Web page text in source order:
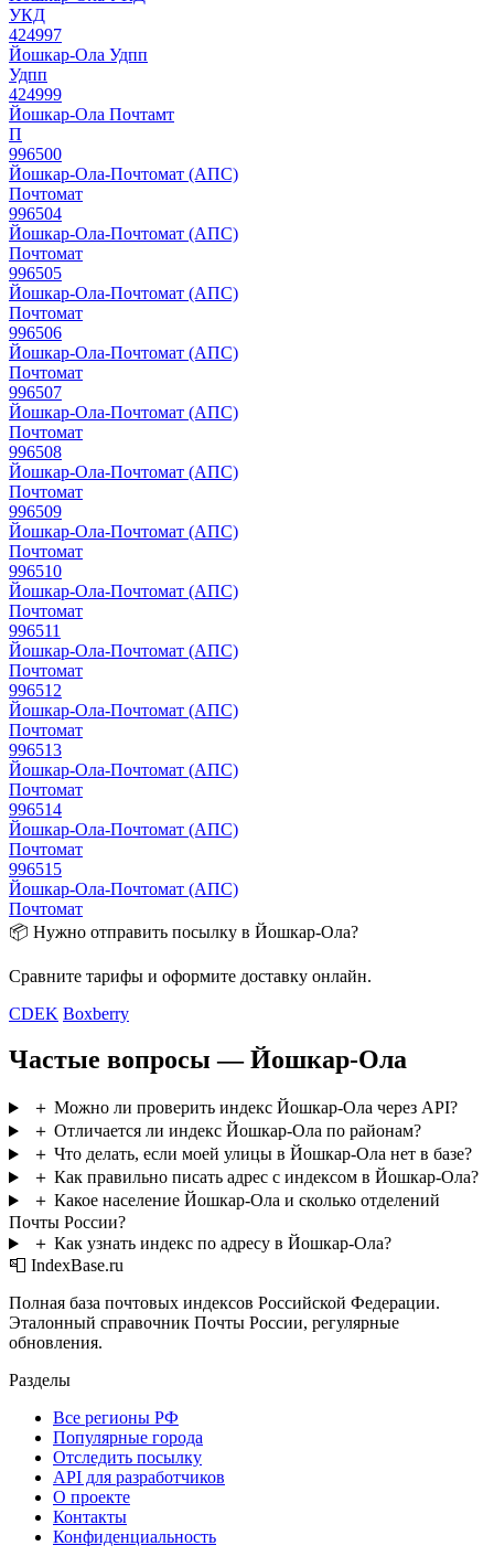
УКД
424997
Йошкар-Ола Удпп
Удпп
424999
Йошкар-Ола Почтамт
П
996500
Йошкар-Ола-Почтомат (АПС)
Почтомат
996504
Йошкар-Ола-Почтомат (АПС)
Почтомат
996505
Йошкар-Ола-Почтомат (АПС)
Почтомат
996506
Йошкар-Ола-Почтомат (АПС)
Почтомат
996507
Йошкар-Ола-Почтомат (АПС)
Почтомат
996508
Йошкар-Ола-Почтомат (АПС)
Почтомат
996509
Йошкар-Ола-Почтомат (АПС)
Почтомат
996510
Йошкар-Ола-Почтомат (АПС)
Почтомат
996511
Йошкар-Ола-Почтомат (АПС)
Почтомат
996512
Йошкар-Ола-Почтомат (АПС)
Почтомат
996513
Йошкар-Ола-Почтомат (АПС)
Почтомат
996514
Йошкар-Ола-Почтомат (АПС)
Почтомат
996515
Йошкар-Ола-Почтомат (АПС)
Почтомат
📦 Нужно отправить посылку в Йошкар-Ола?
Сравните тарифы и оформите доставку онлайн.
CDEK Boxberry
Частые вопросы — Йошкар-Ола
＋ Можно ли проверить индекс Йошкар-Ола через API?
＋ Отличается ли индекс Йошкар-Ола по районам?
＋ Что делать, если моей улицы в Йошкар-Ола нет в базе?
＋ Как правильно писать адрес с индексом в Йошкар-Ола?
＋ Какое население Йошкар-Ола и сколько отделений
Почты России?
＋ Как узнать индекс по адресу в Йошкар-Ола?
📮 IndexBase.ru
Полная база почтовых индексов Российской Федерации.
Эталонный справочник Почты России, регулярные
обновления.
Разделы
Все регионы РФ
Популярные города
Отследить посылку
API для разработчиков
О проекте
Контакты
Конфиденциальность